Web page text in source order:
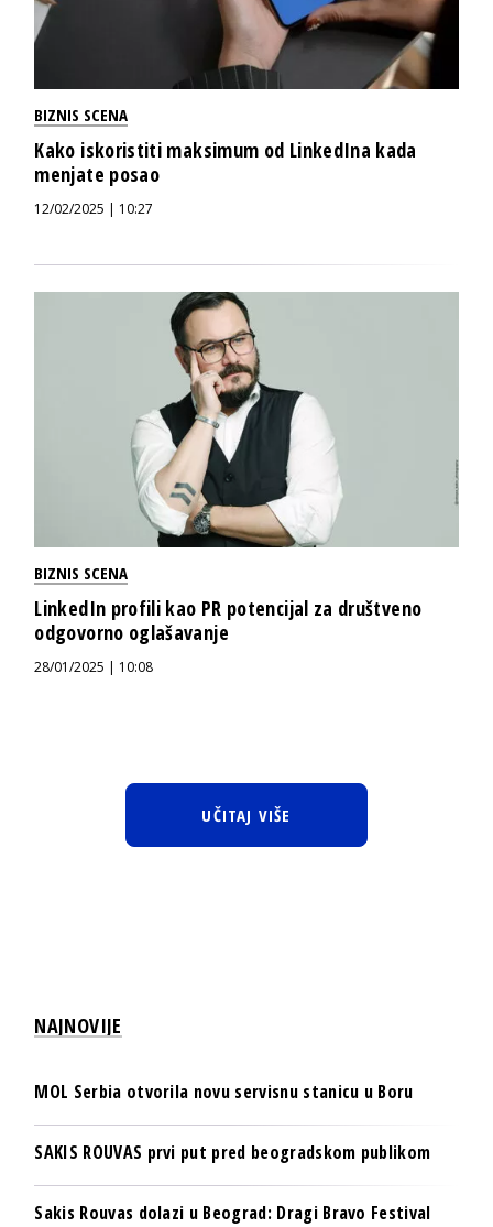
BIZNIS SCENA
Kako iskoristiti maksimum od LinkedIna kada
menjate posao
12/02/2025 | 10:27
BIZNIS SCENA
LinkedIn profili kao PR potencijal za društveno
odgovorno oglašavanje
28/01/2025 | 10:08
UČITAJ VIŠE
NAJNOVIJE
MOL Serbia otvorila novu servisnu stanicu u Boru
SAKIS ROUVAS prvi put pred beogradskom publikom
Sakis Rouvas dolazi u Beograd: Dragi Bravo Festival